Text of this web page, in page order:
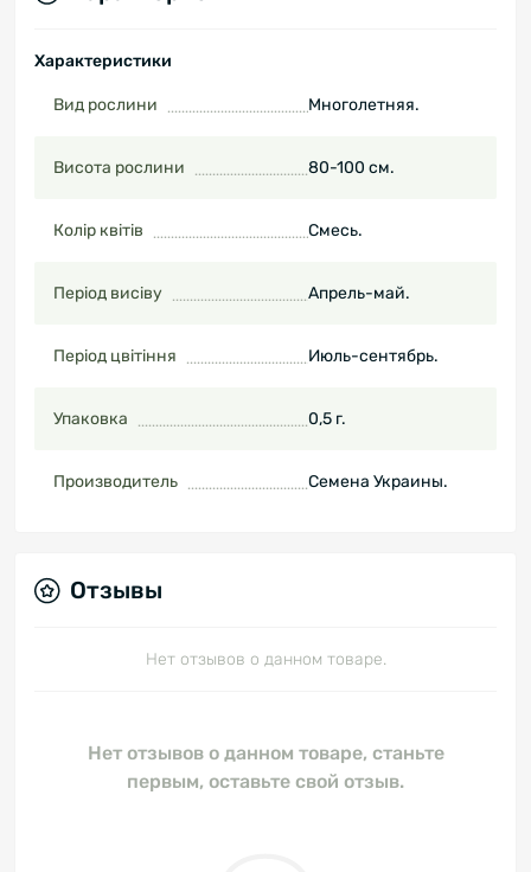
Характеристики
Вид рослини Многолетняя.
Висота рослини 80-100 см.
Колір квітів Смесь.
Період висіву Апрель-май.
Період цвітіння Июль-сентябрь.
Упаковка 0,5 г.
Производитель Семена Украины.
Отзывы
Нет отзывов о данном товаре.
Нет отзывов о данном товаре, станьте
первым, оставьте свой отзыв.